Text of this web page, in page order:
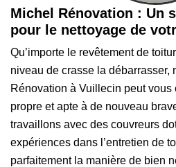
Michel Rénovation : Un
pour le nettoyage de
Qu’importe le revêtement de
niveau de crasse la débarrasser,
Rénovation à Vuillecin peut vous
propre et apte à de nouveau
travaillons avec des couvreurs
expériences dans l’entretien de
parfaitement la manière de bien